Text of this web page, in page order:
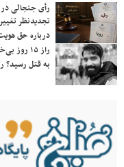
رأی جنجالی
تجدیدنظر
درباره حق
راز ۱۵
به قتل رسید؟